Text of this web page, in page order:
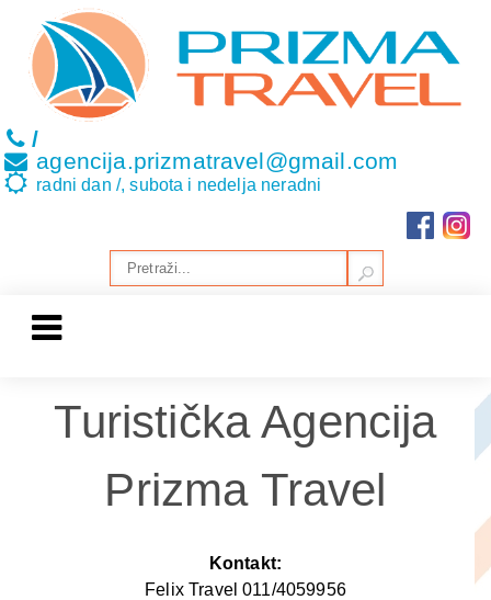
/
agencija.prizmatravel@gmail.com
radni dan /, subota i nedelja neradni
Turistička Agencija
Prizma Travel
Kontakt:
Felix Travel 011/4059956